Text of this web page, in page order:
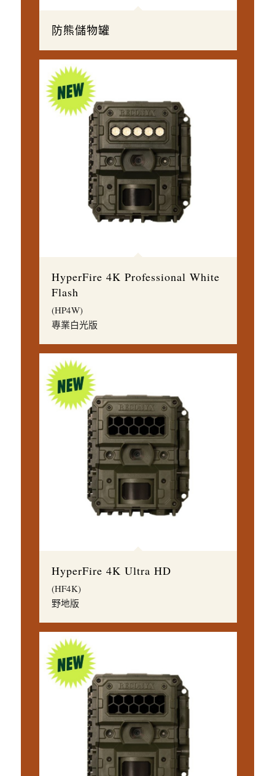
防熊儲物罐
HyperFire 4K Professional White
Flash
(HP4W)
專業白光版
HyperFire 4K Ultra HD
(HF4K)
野地版